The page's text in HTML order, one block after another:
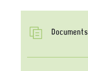
Documents